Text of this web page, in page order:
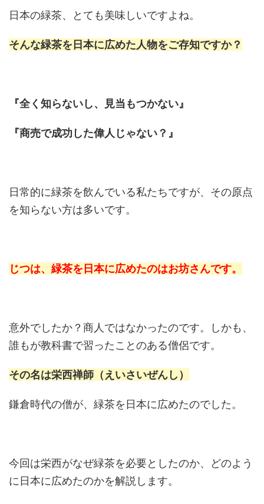
日本の緑茶、とても美味しいですよね。
そんな緑茶を日本に広めた人物をご存知ですか？
『全く知らないし、見当もつかない』
『商売で成功した偉人じゃない？』
日常的に緑茶を飲んでいる私たちですが、その原点
を知らない方は多いです。
じつは、緑茶を日本に広めたのはお坊さんです。
意外でしたか？商人ではなかったのです。しかも、
誰もが教科書で習ったことのある僧侶です。
その名は栄西禅師（えいさいぜんし）
鎌倉時代の僧が、緑茶を日本に広めたのでした。
今回は栄西がなぜ緑茶を必要としたのか、どのよう
に日本に広めたのかを解説します。